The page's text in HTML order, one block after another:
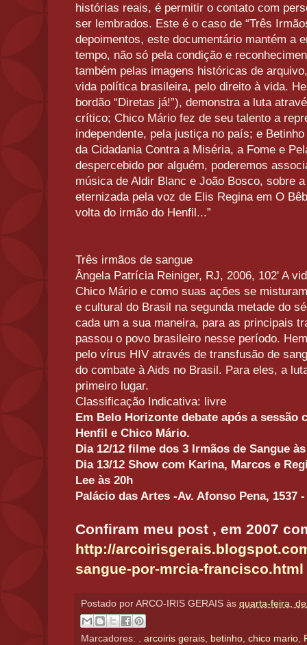
histórias reais, é permitir o contato com
ser lembrados. Este é o caso de “Três
depoimentos, este documentário mantém a
tempo, não só pela condição e
também pelas imagens históricas de
vida política brasileira, pelo direito à vida.
bordão “Diretas já!”), demonstra a luta
crítico; Chico Mário fez de seu talento a
independente, pela justiça no país; e
da Cidadania Contra a Miséria, a Fome e
despercebido por alguém, poderemos
música de Aldir Blanc e João Bosco, sobre
eternizada pela voz de Elis Regina em O
volta do irmão do Henfil...”
Três irmãos de sangue
Ângela Patrícia Reiniger, RJ, 2006, 102' A
Chico Mário e como suas ações se
e cultural do Brasil na segunda metade do
cada um a sua maneira, para as principais
passou o povo brasileiro nesse período.
pelo vírus HIV através de transfusão de
do combate à Aids no Brasil. Para eles, a
primeiro lugar.
Classificação Indicativa: livre
Em Belo Horizonte debate após a sessão
Henfil e Chico Mário.
Dia 12/12 filme dos 3 Irmãos de Sangue
Dia 13/12 Show com Karina, Marcos e
Lee às 20h
Palácio das Artes -Av. Afonso Pena, 1537
Confiram meu post , em 2007
http://
sangue-por-mrcia-francisco.html
Postado por ARCO-IRIS GERAIS às quarta-feira,
Marcadores: . arcoiris gerais betinho chico mario